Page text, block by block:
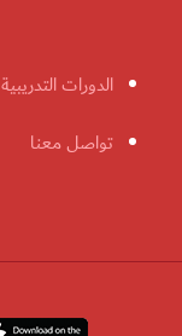
الدورات التدريبية
تواصل معنا